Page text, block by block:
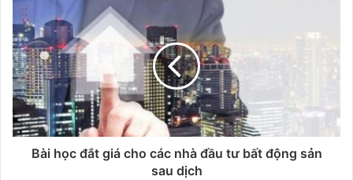
Bài học đắt giá cho các nhà đầu tư bất động sản
sau dịch